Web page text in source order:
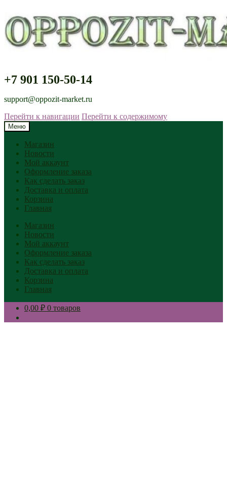
+7 901 150-50-14
support@oppozit-market.ru
Перейти к навигации Перейти к содержимому
Меню
Магазин
Новости
Мой аккаунт
Оформление заказа
Как сделать заказ
Доставка и оплата
Корзина
Главная
Магазин
Новости
Мой аккаунт
Оформление заказа
Как сделать заказ
Доставка и оплата
Корзина
Главная
0,00 ₽ 0 товаров